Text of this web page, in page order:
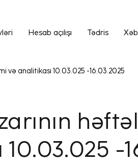
Hesab açılışı Tədris
və analitikası 10.03.025 -16.03.2025
-